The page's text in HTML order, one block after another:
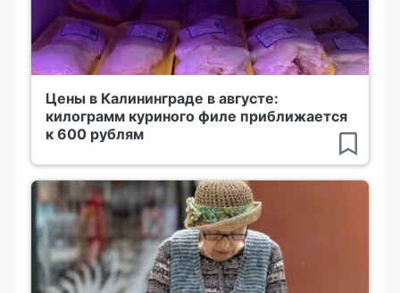
Цены в Калининграде в августе:
килограмм куриного филе приближается
к 600 рублям